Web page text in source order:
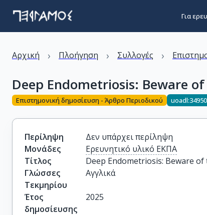
Για
Αρχική › Πλοήγηση › Συλλογές ›
Deep Endometriosis: Beware
Επιστημονική δημοσίευση - Άρθρο Περιοδικού
Περίληψη
Δεν υπάρχει περίληψη
Μονάδες
Ερευνητικό υλικό ΕΚΠΑ
Τίτλος
Deep Endometriosis: Beware
Γλώσσες
Τεκμηρίου
Αγγλικά
Έτος
δημοσίευσης
2025